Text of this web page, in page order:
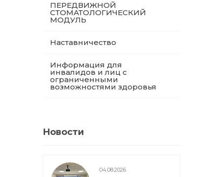
ПЕРЕДВИЖНОЙ
СТОМАТОЛОГИЧЕСКИЙ
МОДУЛЬ
Наставничество
Информация для
инвалидов и лиц с
ограниченными
возможностями здоровья
Новости
04.08.2026